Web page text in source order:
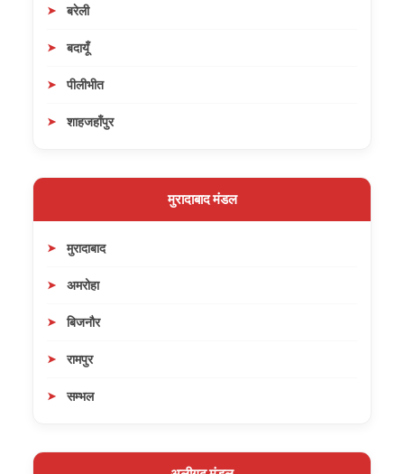
बरेली
बदायूँ
पीलीभीत
शाहजहाँपुर
मुरादाबाद मंडल
मुरादाबाद
अमरोहा
बिजनौर
रामपुर
सम्भल